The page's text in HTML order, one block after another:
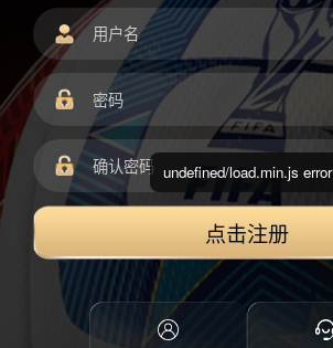
点击注册
undefined/load.min.js error